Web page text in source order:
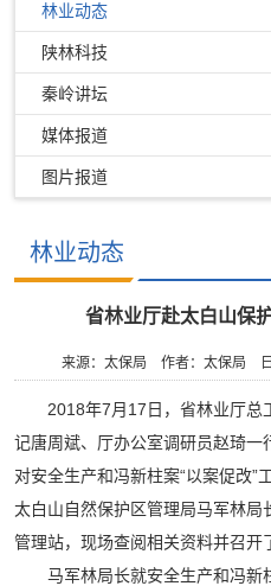
林业动态
陕林科技
秦岭讲坛
媒体报道
图片报道
林业动态
省林业厅赴太白山保
来源：太保局 作者：太保局
2018年7月17日，省林业厅总
记唐周斌、厅办公室调研员赵琦一
对安全生产和冯新柱案“以案促改”
太白山自然保护区管理局马军林
管理站，现场查阅相关资料并召开
马军林局长就安全生产和冯新